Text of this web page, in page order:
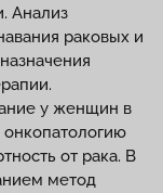
Анализ
раковых и
у женщин в
онкопатологию
от рака. В
метод